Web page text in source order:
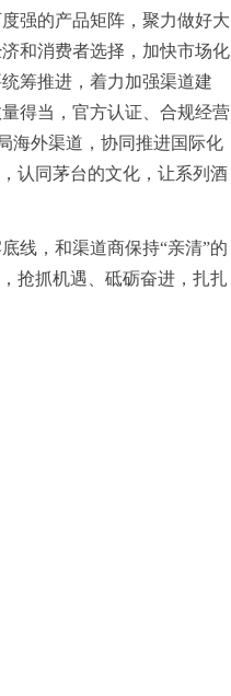
强的产品矩阵，聚力做好大
和消费者选择，加快市场化
筹推进，着力加强渠道建
得当，官方认证、合规经营
海外渠道，协同推进国际化
认同茅台的文化，让系列酒
线，和渠道商保持“亲清”的
抢抓机遇、砥砺奋进，扎扎